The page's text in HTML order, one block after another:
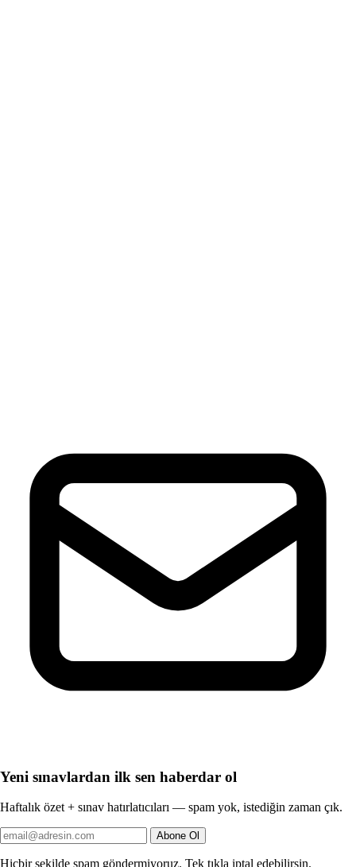
Yeni sınavlardan ilk sen haberdar ol
Haftalık özet + sınav hatırlatıcıları — spam yok, istediğin zaman çık.
Abone Ol
Hiçbir şekilde spam göndermiyoruz. Tek tıkla iptal edebilirsin.